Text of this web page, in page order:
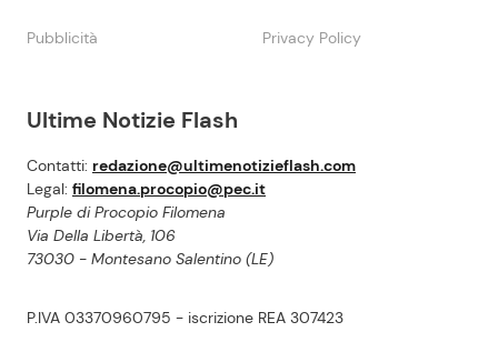
Ultime Notizie Flash
Contatti: redazione@ultimenotizieflash.com
Legal: filomena.procopio@pec.it
Purple di Procopio Filomena
Via Della Libertà, 106
73030 - Montesano Salentino (LE)
P.IVA 03370960795 - iscrizione REA 307423
Pubblicità Privacy Policy